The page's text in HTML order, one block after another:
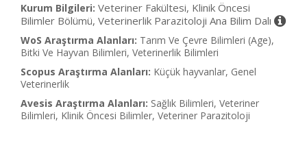
Kurum Bilgileri: Veteriner Fakültesi, Klinik Öncesi
Bilimler Bölümü, Veterinerlik Parazitoloji Ana Bilim Dalı
WoS Araştırma Alanları: Tarım Ve Çevre Bilimleri (Age),
Bitki Ve Hayvan Bilimleri, Veterinerlik Bilimleri
Scopus Araştırma Alanları: Küçük hayvanlar, Genel
Veterinerlik
Avesis Araştırma Alanları: Sağlık Bilimleri, Veteriner
Bilimleri, Klinik Öncesi Bilimler, Veteriner Parazitoloji